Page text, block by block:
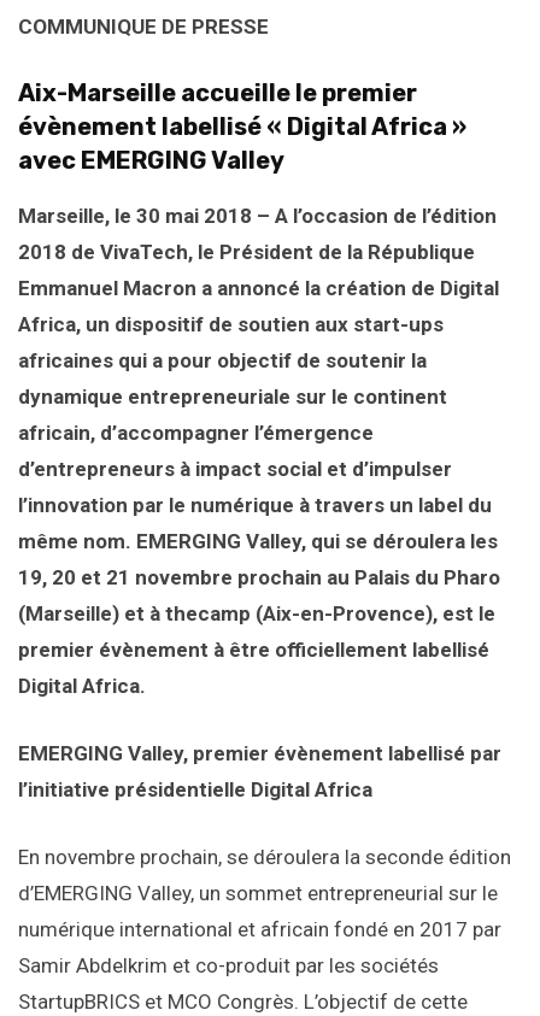
COMMUNIQUE DE PRESSE
Aix-Marseille accueille le premier
évènement labellisé « Digital Africa »
avec EMERGING Valley
Marseille, le 30 mai 2018 – A l’occasion de l’édition
2018 de VivaTech, le Président de la République
Emmanuel Macron a annoncé la création de Digital
Africa, un dispositif de soutien aux start-ups
africaines qui a pour objectif de soutenir la
dynamique entrepreneuriale sur le continent
africain, d’accompagner l’émergence
d’entrepreneurs à impact social et d’impulser
l’innovation par le numérique à travers un label du
même nom. EMERGING Valley, qui se déroulera les
19, 20 et 21 novembre prochain au Palais du Pharo
(Marseille) et à thecamp (Aix-en-Provence), est le
premier évènement à être officiellement labellisé
Digital Africa.
EMERGING Valley, premier évènement labellisé par
l’initiative présidentielle Digital Africa
En novembre prochain, se déroulera la seconde édition
d’EMERGING Valley, un sommet entrepreneurial sur le
numérique international et africain fondé en 2017 par
Samir Abdelkrim et co-produit par les sociétés
StartupBRICS et MCO Congrès. L’objectif de cette